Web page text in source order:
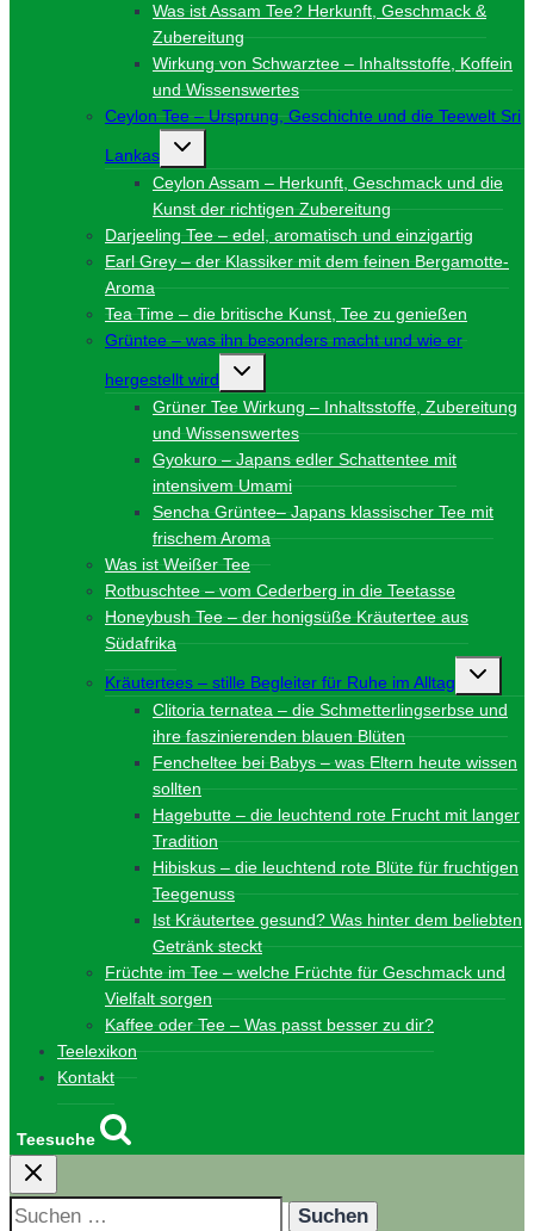
Was ist Assam Tee? Herkunft, Geschmack &
Zubereitung
Wirkung von Schwarztee – Inhaltsstoffe, Koffein
und Wissenswertes
Ceylon Tee – Ursprung, Geschichte und die Teewelt Sri
Lankas
Untermenü
Ceylon Assam – Herkunft, Geschmack und die
Kunst der richtigen Zubereitung
Darjeeling Tee – edel, aromatisch und einzigartig
Earl Grey – der Klassiker mit dem feinen Bergamotte-
Aroma
Tea Time – die britische Kunst, Tee zu genießen
Grüntee – was ihn besonders macht und wie er
hergestellt wird
Untermenü
Grüner Tee Wirkung – Inhaltsstoffe, Zubereitung
und Wissenswertes
Gyokuro – Japans edler Schattentee mit
intensivem Umami
Sencha Grüntee– Japans klassischer Tee mit
frischem Aroma
Was ist Weißer Tee
Rotbuschtee – vom Cederberg in die Teetasse
Honeybush Tee – der honigsüße Kräutertee aus
Südafrika
Kräutertees – stille Begleiter für Ruhe im Alltag
Clitoria ternatea – die Schmetterlingserbse und
ihre faszinierenden blauen Blüten
Fencheltee bei Babys – was Eltern heute wissen
sollten
Hagebutte – die leuchtend rote Frucht mit langer
Tradition
Hibiskus – die leuchtend rote Blüte für fruchtigen
Teegenuss
Ist Kräutertee gesund? Was hinter dem beliebten
Getränk steckt
Früchte im Tee – welche Früchte für Geschmack und
Vielfalt sorgen
Kaffee oder Tee – Was passt besser zu dir?
Teelexikon
Kontakt
Teesuche
Suchen